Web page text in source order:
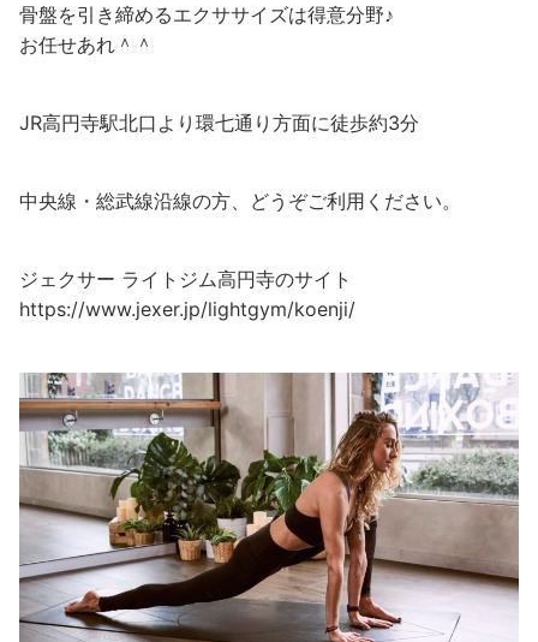
骨盤を引き締めるエクササイズは得意分野♪
お任せあれ＾＾
JR高円寺駅北口より環七通り方面に徒歩約3分
中央線・総武線沿線の方、どうぞご利用ください。
ジェクサー ライトジム高円寺のサイト
https://www.jexer.jp/lightgym/koenji/